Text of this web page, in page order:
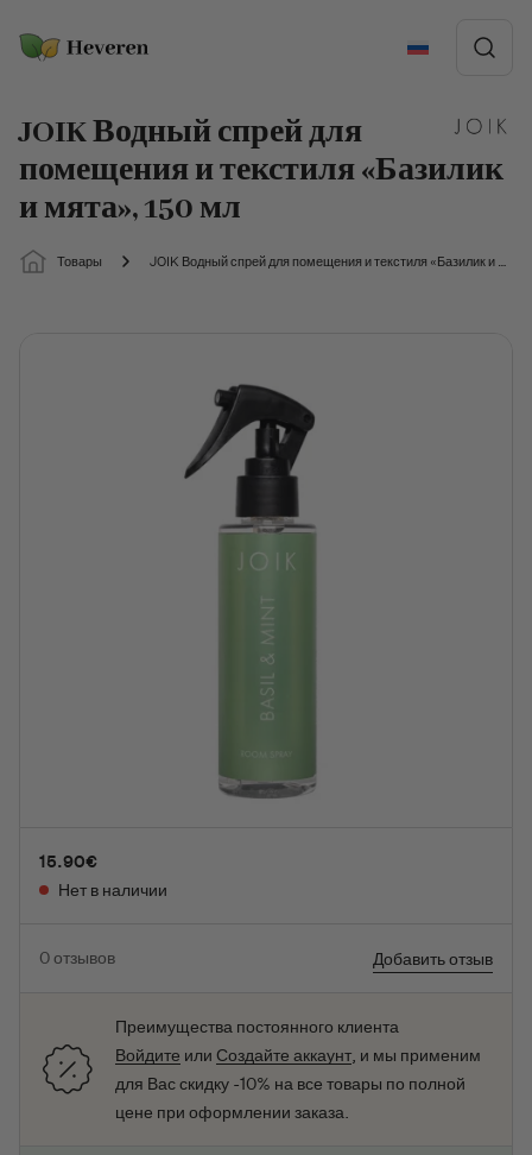
Корзина
Корзина пуста.
латышский
Литовский
Чистящие средства
Здоровье
JOIK Водный спрей для
помещения и текстиля «Базилик
и мята», 150 мл
Товары JOIK Водный спрей для помещения и текстиля «Базилик и мята», 150 мл
15.90€
Нет в наличии
0отзывов Добавить отзыв
Преимущества постоянного клиента
Войдите или Создайте аккаунт , и мы применим
для Вас скидку -10% на все товары по полной
цене при оформлении заказа.